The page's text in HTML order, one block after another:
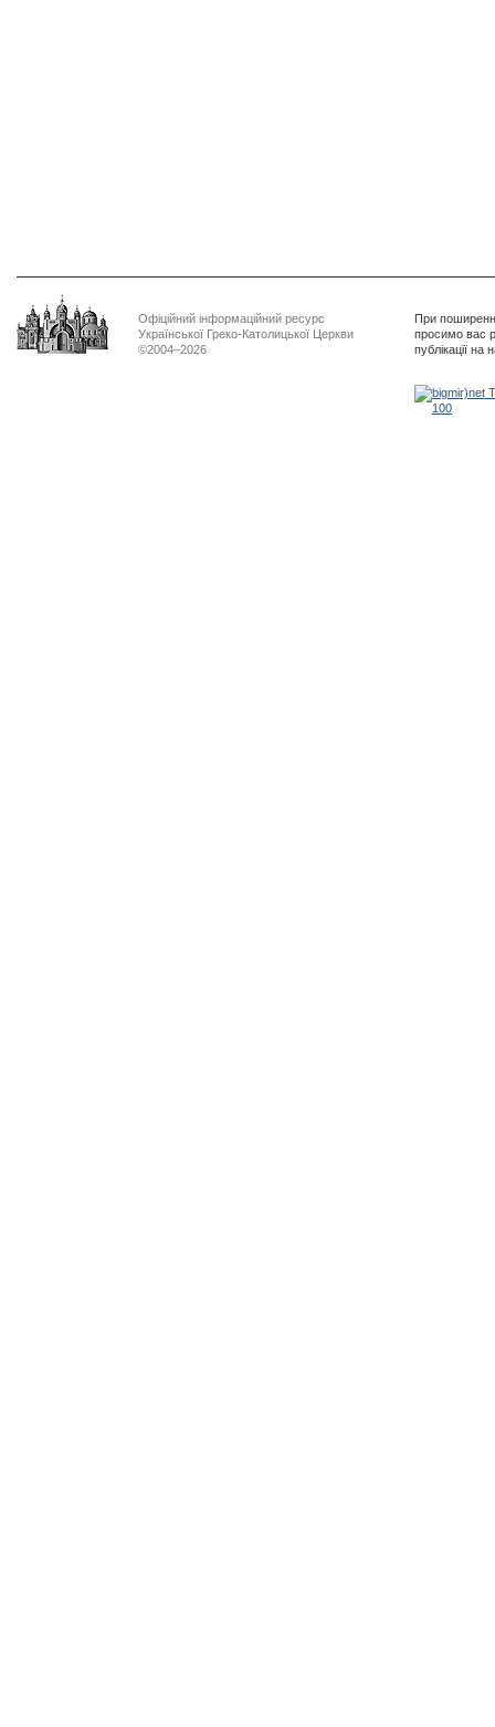
Офіційний інформаційний ресурс
Української Греко-Католицької Церкви
©2004–2026
При
просимо вас
публікації на